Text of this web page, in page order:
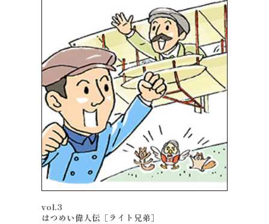
vol.3
はつめい偉人伝［ライト兄弟］